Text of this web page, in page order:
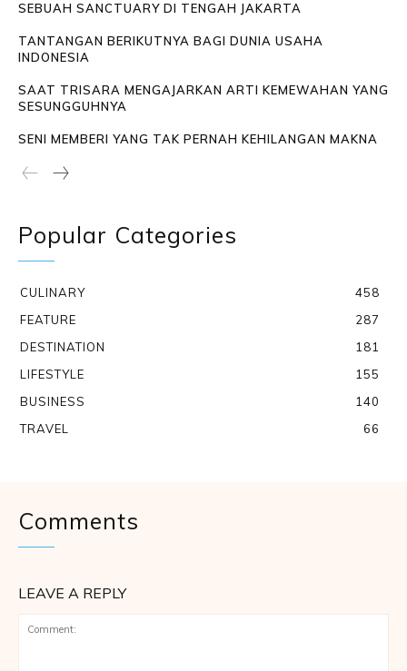
SEBUAH SANCTUARY DI TENGAH JAKARTA
TANTANGAN BERIKUTNYA BAGI DUNIA USAHA
INDONESIA
SAAT TRISARA MENGAJARKAN ARTI KEMEWAHAN YANG
SESUNGGUHNYA
SENI MEMBERI YANG TAK PERNAH KEHILANGAN MAKNA
Popular Categories
CULINARY
458
FEATURE
287
DESTINATION
181
LIFESTYLE
155
BUSINESS
140
TRAVEL
66
Comments
LEAVE A REPLY